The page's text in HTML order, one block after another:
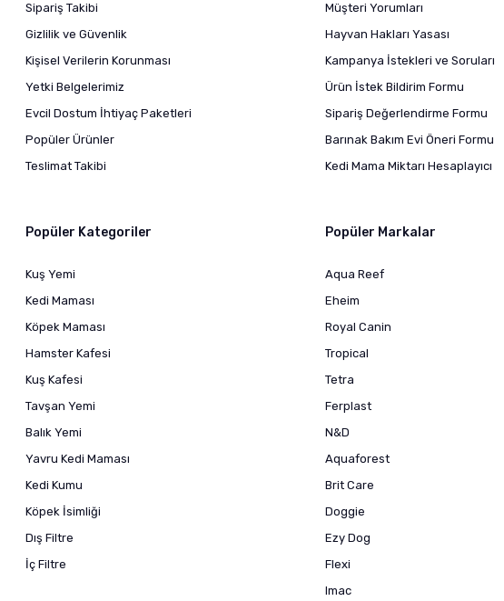
Sipariş Takibi
Gizlilik ve Güvenlik
Kişisel Verilerin Korunması
Yetki Belgelerimiz
Evcil Dostum İhtiyaç Paketleri
Popüler Ürünler
Teslimat Takibi
Müşteri Yorumları
Hayvan Hakları Yasası
Kampanya İstekleri ve Soruları
Ürün İstek Bildirim Formu
Sipariş Değerlendirme Formu
Barınak Bakım Evi Öneri Formu
Kedi Mama Miktarı Hesaplayıcı
Popüler Kategoriler
Kuş Yemi
Kedi Maması
Köpek Maması
Hamster Kafesi
Kuş Kafesi
Tavşan Yemi
Balık Yemi
Yavru Kedi Maması
Kedi Kumu
Köpek İsimliği
Dış Filtre
İç Filtre
Popüler Markalar
Aqua Reef
Eheim
Royal Canin
Tropical
Tetra
Ferplast
N&D
Aquaforest
Brit Care
Doggie
Ezy Dog
Flexi
Imac